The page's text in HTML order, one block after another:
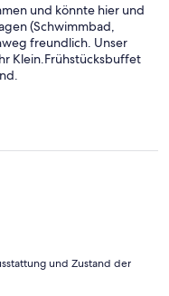
und könnte hier und
(Schwimmbad,
freundlich. Unser
Klein.Frühstücksbuffet
und Zustand der